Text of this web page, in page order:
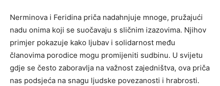
Nerminova i Feridina priča nadahnjuje mnoge, pružajući
nadu onima koji se suočavaju s sličnim izazovima. Njihov
primjer pokazuje kako ljubav i solidarnost među
članovima porodice mogu promijeniti sudbinu. U svijetu
gdje se često zaboravlja na važnost zajedništva, ova priča
nas podsjeća na snagu ljudske povezanosti i hrabrosti.